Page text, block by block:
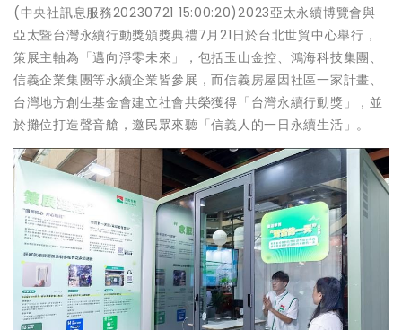
(中央社訊息服務20230721 15:00:20)2023亞太永續博覽會與
亞太暨台灣永續行動獎頒獎典禮7月21日於台北世貿中心舉行，
策展主軸為「邁向淨零未來」，包括玉山金控、鴻海科技集團、
信義企業集團等永續企業皆參展，而信義房屋因社區一家計畫、
台灣地方創生基金會建立社會共榮獲得「台灣永續行動獎」，並
於攤位打造聲音艙，邀民眾來聽「信義人的一日永續生活」。